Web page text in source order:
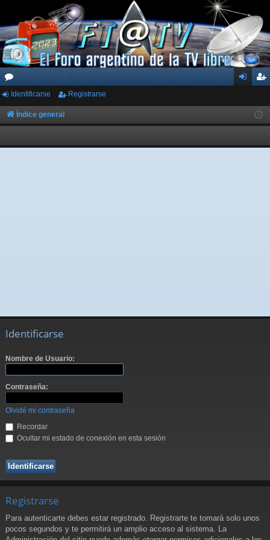
or
os
ar
ist
rs
Identificarse Registrarse
Índice general
Identificarse
Nombre de Usuario:
Contraseña:
Olvidé mi contraseña
Recordar
Ocultar mi estado de conexión en esta sesión
Registrarse
Para autenticarte debes estar registrado. Registrarte te tomará solo unos
pocos segundos y te permitirá un amplio acceso al sistema. La